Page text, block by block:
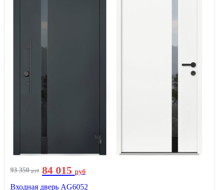
93 350руб 84 015 руб
Входная дверь AG6052